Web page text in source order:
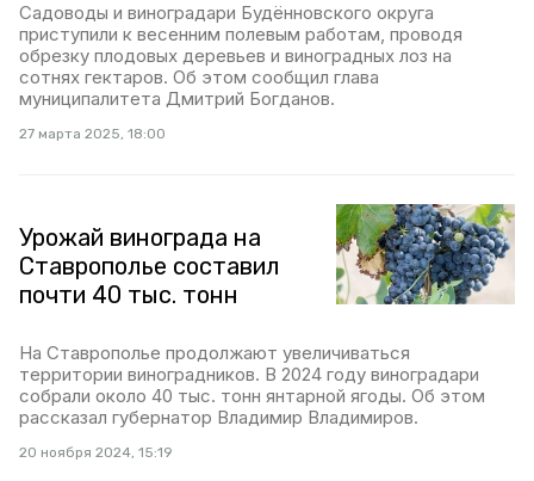
Садоводы и виноградари Будённовского округа
приступили к весенним полевым работам, проводя
обрезку плодовых деревьев и виноградных лоз на
сотнях гектаров. Об этом сообщил глава
муниципалитета Дмитрий Богданов.
27 марта 2025, 18:00
Урожай винограда на
Ставрополье составил
почти 40 тыс. тонн
На Ставрополье продолжают увеличиваться
территории виноградников. В 2024 году виноградари
собрали около 40 тыс. тонн янтарной ягоды. Об этом
рассказал губернатор Владимир Владимиров.
20 ноября 2024, 15:19